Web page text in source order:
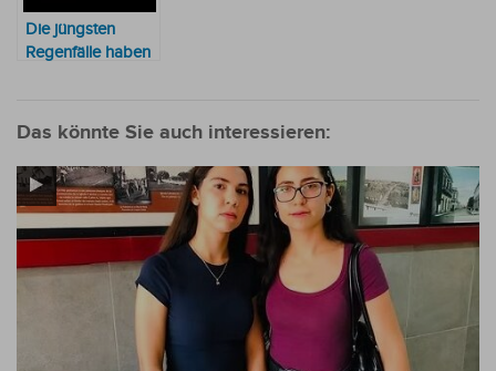
Die jüngsten
Regenfälle haben
Chaco ausgewirkt
Das könnte Sie auch interessieren: